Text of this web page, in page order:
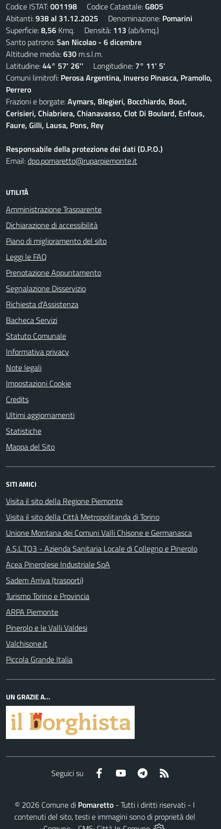
Codice ISTAT:001198 Codice Catastale:G805
Abitanti:938 al 31.12.2025 Denominazione: Pomarini
Superficie:8,56 Kmq. Densità: 113 (ab/kmq.)
Santo patrono:San Nicolao - 6 dicembre
Altitudine media:630 m.s.l.m.
Latitudine:44° 57' 26'' Longitudine: 7° 11' 5'
Comuni limitrofi: Perosa Argentina, Inverso Pinasca, Pramollo,
Perrero
Frazioni e borgate:Aymars, Blegieri, Bocchiardo, Bout,
Cerisieri, Chiabriera, Chianavasso, Clot Di Boulard, Enfous,
Faure, Gilli, Lausa, Pons, Rey
Responsabile della protezione dei dati (D.P.O.)
Email:dpo.pomaretto@ruparpiemonte.it
UTILITÀ
Amministrazione Trasparente
Dichiarazione di accessibilità
Piano di miglioramento del sito
Leggi le FAQ
Prenotazione Appuntamento
Segnalazione Disservizio
Richiesta d'Assistenza
Bacheca Servizi
Statuto Comunale
Informativa privacy
Note legali
Impostazioni Cookie
Credits
Ultimi aggiornamenti
Statistiche
Mappa del Sito
SITI AMICI
Visita il sito della Regione Piemonte
Visita il sito della Città Metropolitanda di Torino
Unione Montana dei Comuni Valli Chisone e Germanasca
A.S.L.TO3 - Azienda Sanitaria Locale di Collegno e Pinerolo
Acea Pinerolese Industriale SpA
Sadem Arriva (trasporti)
Turismo Torino e Provincia
ARPA Piemonte
Pinerolo e le Valli Valdesi
Valchisone.it
Piccola Grande Italia
UN GRAZIE A...
Seguici su Facebook YouTube Telegram
© 2026Comune di Pomaretto- Tutti i diritti riservati - I
contenuti del sito, testi e immagini sono di proprietà del